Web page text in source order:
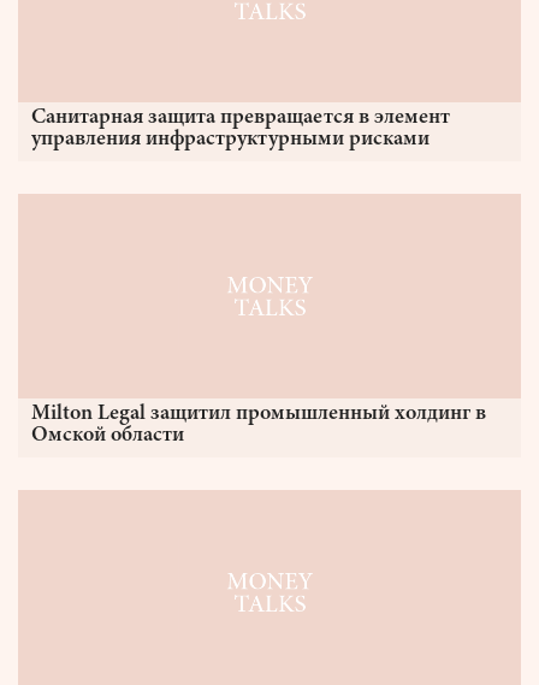
Санитарная защита превращается в элемент
управления инфраструктурными рисками
Milton Legal защитил промышленный холдинг в
Омской области